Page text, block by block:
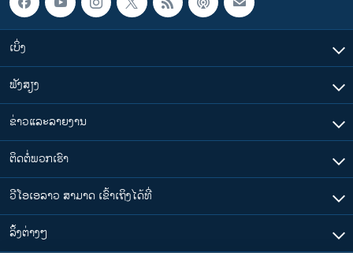
ເບິ່ງ
ຟັງສຽງ
ຂ່າວແລະລາຍງານ
ຕິດຕໍ່ພວກເຮົາ
ວີໂອເອລາວ ສາມາດ ເຂົ້າເຖິງໄດ້ທີ່
​ລິ້ງ​ຕ່າງໆ